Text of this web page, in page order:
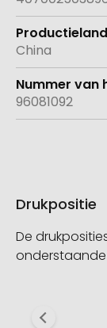
China
96081092
Drukpositie
De